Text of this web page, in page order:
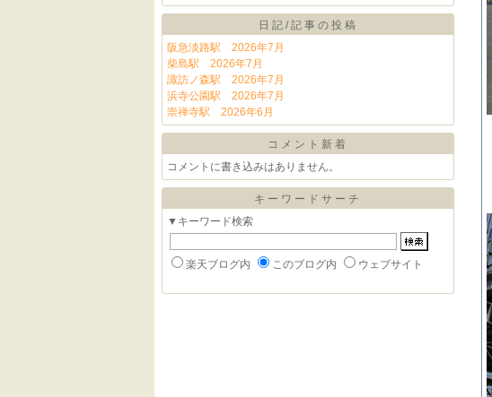
日記/記事の投稿
阪急淡路駅 2026年7月
柴島駅 2026年7月
諏訪ノ森駅 2026年7月
浜寺公園駅 2026年7月
崇禅寺駅 2026年6月
コメント新着
コメントに書き込みはありません。
キーワードサーチ
▼キーワード検索
楽天ブログ内 このブログ内 ウェブサイト